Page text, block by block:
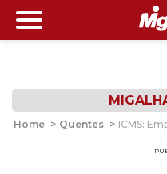
Home > Quentes > ICMS: